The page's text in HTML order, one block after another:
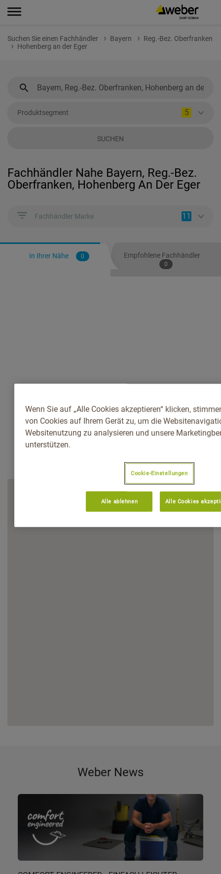
Suchen Sie einen Fachhändler Bayern
Reg.-Bez. Oberfranken
Hohenberg an der Eger
Produktsegment 5
SUCHEN
Fachhändler Nahe Bayern, Reg.-Bez.
Oberfranken, Hohenberg An Der Eger
Fachhändler Marke 11
In Ihrer Nähe 0 Empfohlene Fachhändler
0
Weber News
Wenn Sie auf „Alle Cookies akzeptieren“ klicken,
von Cookies auf Ihrem Gerät zu, um die
Websitenutzung zu analysieren und unsere
unterstützen.
Cookie-Einstellungen
Alle ablehnen Alle Cookies